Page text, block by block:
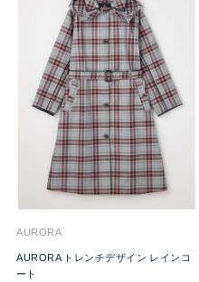
AURORA
AURORA トレンチデザイン レインコ
ート